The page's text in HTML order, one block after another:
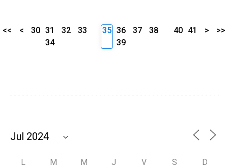
<< < 30 31 32
33
34
35 36 37
38
39
40 41 > >>
L M M J V S D